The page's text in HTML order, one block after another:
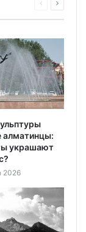
алматинцы:
украшают
2026